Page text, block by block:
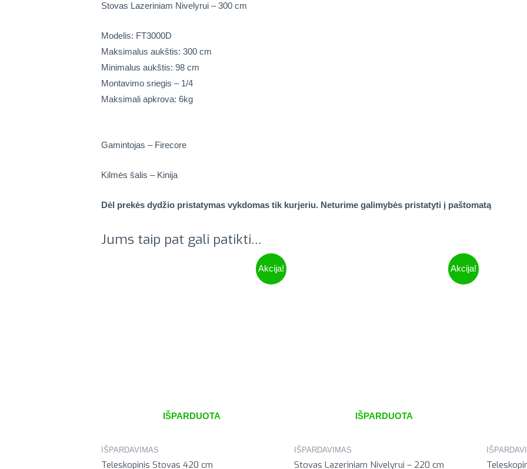
Stovas Lazeriniam Nivelyrui – 300 cm
Modelis: FT3000D
Maksimalus aukštis: 300 cm
Minimalus aukštis: 98 cm
Montavimo sriegis – 1/4
Maksimali apkrova: 6kg
Gamintojas – Firecore
Kilmės šalis – Kinija
Dėl prekės dydžio pristatymas vykdomas tik kurjeriu. Neturime galimybės pristatyti į paštomatą
Jums taip pat gali patikti…
Akcija!
IŠPARDUOTA
IŠPARDAVIMAS
Teleskopinis Stovas 420 cm
Akcija!
IŠPARDUOTA
IŠPARDAVIMAS
Stovas Lazeriniam Nivelyrui – 220 cm